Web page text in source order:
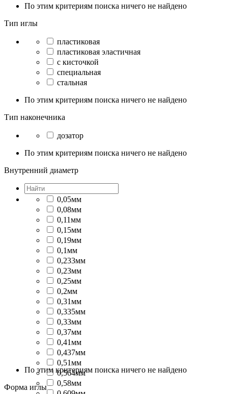
По этим критериям поиска ничего не найдено
Тип иглы
пластиковая
пластиковая эластичная
с кисточкой
специальная
стальная
По этим критериям поиска ничего не найдено
Тип наконечника
дозатор
По этим критериям поиска ничего не найдено
Внутренний диаметр
0,05мм
0,08мм
0,11мм
0,15мм
0,19мм
0,1мм
0,233мм
0,23мм
0,25мм
0,2мм
0,31мм
0,335мм
0,33мм
0,37мм
0,41мм
0,437мм
0,51мм
0,564мм
0,58мм
По этим критериям поиска ничего не найдено
Форма иглы